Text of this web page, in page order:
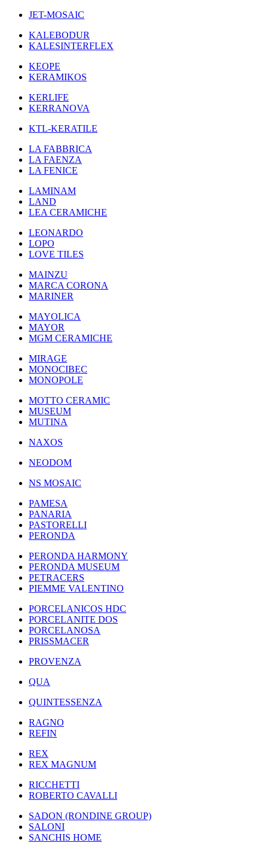
JET-MOSAIC
KALEBODUR
KALESINTERFLEX
KEOPE
KERAMIKOS
KERLIFE
KERRANOVA
KTL-KERATILE
LA FABBRICA
LA FAENZA
LA FENICE
LAMINAM
LAND
LEA CERAMICHE
LEONARDO
LOPO
LOVE TILES
MAINZU
MARCA CORONA
MARINER
MAYOLICA
MAYOR
MGM CERAMICHE
MIRAGE
MONOCIBEC
MONOPOLE
MOTTO CERAMIC
MUSEUM
MUTINA
NAXOS
NEODOM
NS MOSAIC
PAMESA
PANARIA
PASTORELLI
PERONDA
PERONDA HARMONY
PERONDA MUSEUM
PETRACERS
PIEMME VALENTINO
PORCELANICOS HDC
PORCELANITE DOS
PORCELANOSA
PRISSMACER
PROVENZA
QUA
QUINTESSENZA
RAGNO
REFIN
REX
REX MAGNUM
RICCHETTI
ROBERTO CAVALLI
SADON (RONDINE GROUP)
SALONI
SANCHIS HOME